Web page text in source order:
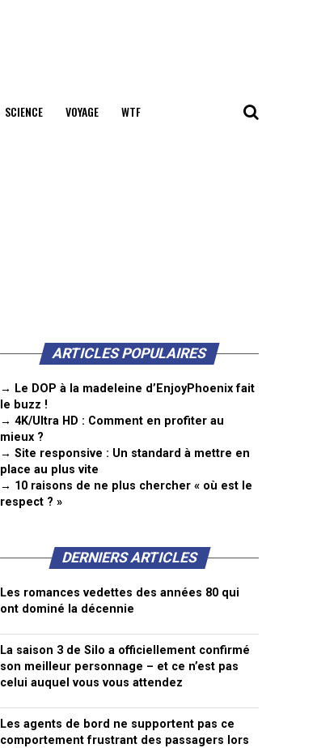
SCIENCE VOYAGE WTF
ARTICLES POPULAIRES
→ Le DOP à la madeleine d’EnjoyPhoenix fait
le buzz !
→ 4K/Ultra HD : Comment en profiter au
mieux ?
→ Site responsive : Un standard à mettre en
place au plus vite
→ 10 raisons de ne plus chercher « où est le
respect ? »
DERNIERS ARTICLES
Les romances vedettes des années 80 qui
ont dominé la décennie
La saison 3 de Silo a officiellement confirmé
son meilleur personnage – et ce n’est pas
celui auquel vous vous attendez
Les agents de bord ne supportent pas ce
comportement frustrant des passagers lors